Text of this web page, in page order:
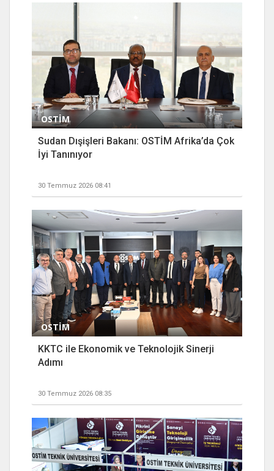
OSTİM
Sudan Dışişleri Bakanı: OSTİM Afrika’da Çok
İyi Tanınıyor
30 Temmuz 2026 08:41
OSTİM
KKTC ile Ekonomik ve Teknolojik Sinerji
Adımı
30 Temmuz 2026 08:35